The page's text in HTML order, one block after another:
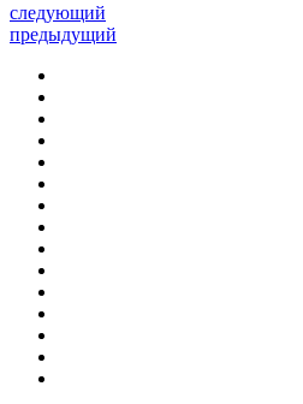
следующий
предыдущий